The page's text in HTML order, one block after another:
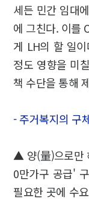
세든 민간 임대
에 그친다. 이를
게 LH의 할 일
정도 영향을 미
책 수단을 통해
- 주거복지의 구
▲ 양(量)으로만
0만가구 공급'
필요한 곳에 수